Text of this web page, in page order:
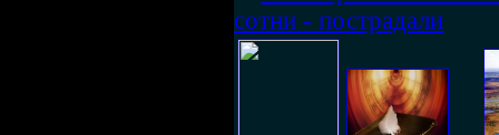
сотни - пострадали